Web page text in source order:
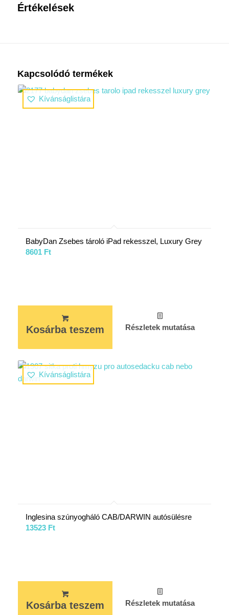
Értékelések
Kapcsolódó termékek
Kívánságlistára
BabyDan Zsebes tároló iPad rekesszel, Luxury Grey
8601 Ft
Kosárba teszem Részletek mutatása
Kívánságlistára
Inglesina szúnyogháló CAB/DARWIN autósülésre
13523 Ft
Kosárba teszem Részletek mutatása